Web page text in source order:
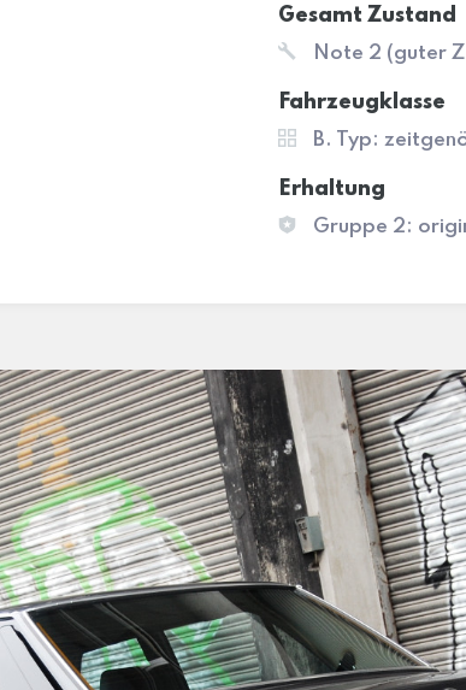
Gesamt Zustand
Note 2 (guter
Fahrzeugklasse
B. Typ:
Erhaltung
Gruppe 2: